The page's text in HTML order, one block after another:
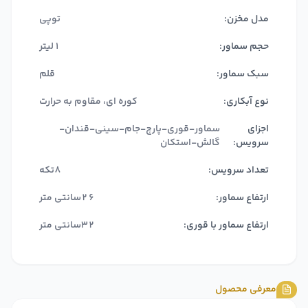
مدل مخزن:
توپی
حجم سماور:
1لیتر
سبک سماور:
قلم
نوع آبکاری:
کوره ای، مقاوم به حرارت
اجزای
سرویس:
سماور-قوری-پارچ-جام-سینی-قندان-
گالش-استکان
تعداد سرویس:
8تکه
ارتفاع سماور:
26سانتی متر
ارتفاع سماور با قوری:
32سانتی متر
معرفی محصول